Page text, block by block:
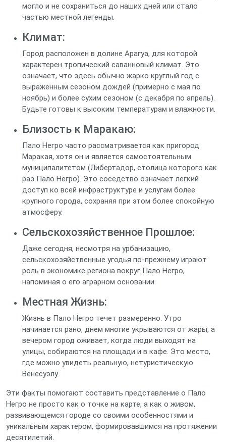
могло и не сохраниться до наших дней или стало
частью местной легенды.
Климат:
Город расположен в долине Арагуа, для которой
характерен тропический саванновый климат. Это
означает, что здесь обычно жарко круглый год с
выраженным сезоном дождей (примерно с мая по
ноябрь) и более сухим сезоном (с декабря по апрель).
Будьте готовы к высоким температурам и влажности.
Близость к Маракаю:
Пало Негро часто рассматривается как пригород
Маракая, хотя он и является самостоятельным
муниципалитетом (Либертадор, столица которого как
раз Пало Негро). Это соседство означает легкий
доступ ко всей инфраструктуре и услугам более
крупного города, сохраняя при этом более спокойную
атмосферу.
Сельскохозяйственное Прошлое:
Даже сегодня, несмотря на урбанизацию,
сельскохозяйственные угодья по-прежнему играют
роль в экономике региона вокруг Пало Негро,
напоминая о его аграрном основании.
Местная Жизнь:
Жизнь в Пало Негро течет размеренно. Утро
начинается рано, днем многие укрываются от жары, а
вечером город оживает, когда люди выходят на
улицы, собираются на площади и в кафе. Это место,
где можно увидеть реальную, нетуристическую
Венесуэлу.
Эти факты помогают составить представление о Пало
Негро не просто как о точке на карте, а как о живом,
развивающемся городе со своими особенностями и
уникальным характером, формировавшимся на протяжении
десятилетий.